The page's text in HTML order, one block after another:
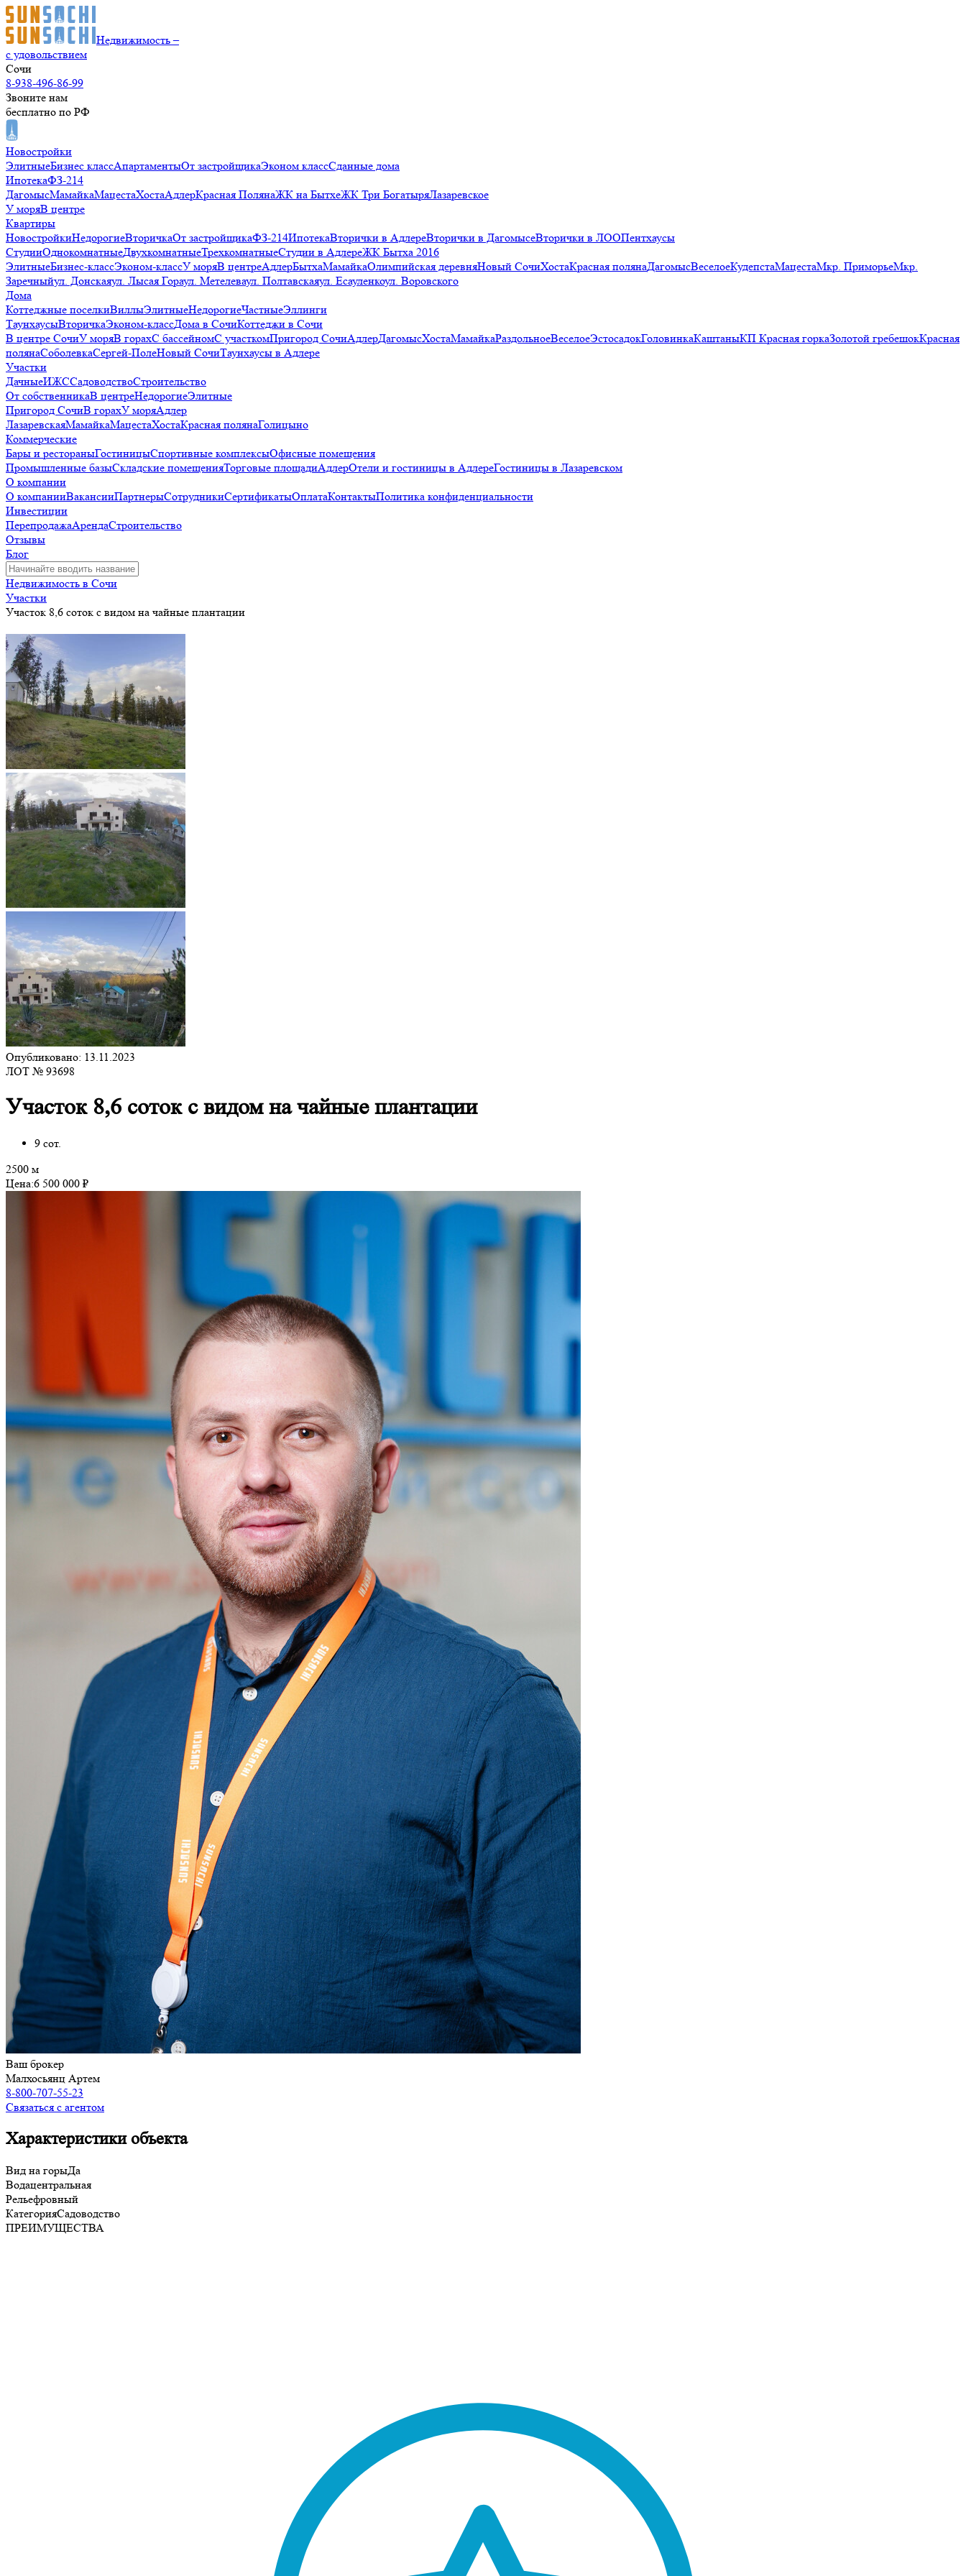
Недвижимость –
с удовольствием
Сочи
8-938-496-86-99
Звоните нам
бесплатно по РФ
Новостройки
ЭлитныеБизнес классАпартаментыОт застройщикаЭконом классСданные дома
ИпотекаФЗ-214
ДагомысМамайкаМацестаХостаАдлерКрасная ПолянаЖК на БытхеЖК Три БогатыряЛазаревское
У моряВ центре
Квартиры
НовостройкиНедорогиеВторичкаОт застройщикаФЗ-214ИпотекаВторички в АдлереВторички в ДагомысеВторички в ЛООПентхаусы
СтудииОднокомнатныеДвухкомнатныеТрехкомнатныеСтудии в АдлереЖК Бытха 2016
ЭлитныеБизнес-классЭконом-классУ моряВ центреАдлерБытхаМамайкаОлимпийская деревняНовый СочиХостаКрасная полянаДагомысВеселоеКудепстаМацестаМкр. ПриморьеМкр.
Заречныйул. Донскаяул. Лысая Гораул. Метелеваул. Полтавскаяул. Есауленкоул. Воровского
Дома
Коттеджные поселкиВиллыЭлитныеНедорогиеЧастныеЭллинги
ТаунхаусыВторичкаЭконом-классДома в СочиКоттеджи в Сочи
В центре СочиУ моряВ горахС бассейномС участкомПригород СочиАдлерДагомысХостаМамайкаРаздольноеВеселоеЭстосадокГоловинкаКаштаныКП Красная горкаЗолотой гребешокКрасная
полянаСоболевкаСергей-ПолеНовый СочиТаунхаусы в Адлере
Участки
ДачныеИЖССадоводствоСтроительство
От собственникаВ центреНедорогиеЭлитные
Пригород СочиВ горахУ моряАдлер
ЛазаревскаяМамайкаМацестаХостаКрасная полянаГолицыно
Коммерческие
Бары и рестораныГостиницыСпортивные комплексыОфисные помещения
Промышленные базыСкладские помещенияТорговые площадиАдлерОтели и гостиницы в АдлереГостиницы в Лазаревском
О компании
О компанииВакансииПартнерыСотрудникиСертификатыОплатаКонтактыПолитика конфиденциальности
Инвестиции
ПерепродажаАрендаСтроительство
Отзывы
Блог
Недвижимость в Сочи
Участки
Участок 8,6 соток с видом на чайные плантации
Опубликовано: 13.11.2023
ЛОТ № 93698
Участок 8,6 соток с видом на чайные плантации
9 сот.
2500 м
Цена:6 500 000 ₽
Ваш брокер
Малхосьянц Артем
8-800-707-55-23
Связаться с агентом
Характеристики объекта
Вид на горыДа
Водацентральная
Рельефровный
КатегорияСадоводство
ПРЕИМУЩЕСТВА